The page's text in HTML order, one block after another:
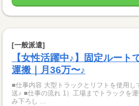
[一般派遣]
【女性活躍中♪】固定ルー
運搬｜月36万〜♪
■仕事内容 大型トラックとリフトを使用し
送♪ ■仕事の流れ 1）工場までトラックを運転 2）リフトで荷物の積
み下ろし ...